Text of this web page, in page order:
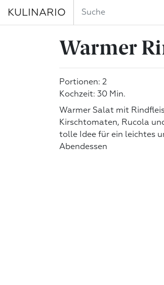
KULINARIO
Warmer
Portionen: 2
Kochzeit: 30 Min.
Warmer Salat mit
Kirschtomaten, Rucola
tolle Idee für ein leichtes
Abendessen